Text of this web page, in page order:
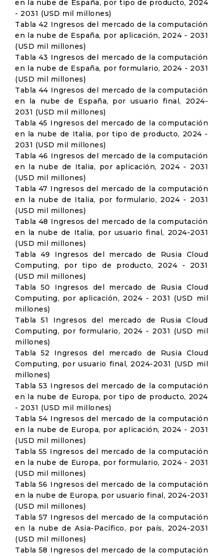
en la nube de España, por tipo de producto, 2024
- 2031 (USD mil millones)
Tabla 42 Ingresos del mercado de la computación
en la nube de España, por aplicación, 2024 - 2031
(USD mil millones)
Tabla 43 Ingresos del mercado de la computación
en la nube de España, por formulario, 2024 - 2031
(USD mil millones)
Tabla 44 Ingresos del mercado de la computación
en la nube de España, por usuario final, 2024-
2031 (USD mil millones)
Tabla 45 Ingresos del mercado de la computación
en la nube de Italia, por tipo de producto, 2024 -
2031 (USD mil millones)
Tabla 46 Ingresos del mercado de la computación
en la nube de Italia, por aplicación, 2024 - 2031
(USD mil millones)
Tabla 47 Ingresos del mercado de la computación
en la nube de Italia, por formulario, 2024 - 2031
(USD mil millones)
Tabla 48 Ingresos del mercado de la computación
en la nube de Italia, por usuario final, 2024-2031
(USD mil millones)
Tabla 49 Ingresos del mercado de Rusia Cloud
Computing, por tipo de producto, 2024 - 2031
(USD mil millones)
Tabla 50 Ingresos del mercado de Rusia Cloud
Computing, por aplicación, 2024 - 2031 (USD mil
millones)
Tabla 51 Ingresos del mercado de Rusia Cloud
Computing, por formulario, 2024 - 2031 (USD mil
millones)
Tabla 52 Ingresos del mercado de Rusia Cloud
Computing, por usuario final, 2024-2031 (USD mil
millones)
Tabla 53 Ingresos del mercado de la computación
en la nube de Europa, por tipo de producto, 2024
- 2031 (USD mil millones)
Tabla 54 Ingresos del mercado de la computación
en la nube de Europa, por aplicación, 2024 - 2031
(USD mil millones)
Tabla 55 Ingresos del mercado de la computación
en la nube de Europa, por formulario, 2024 - 2031
(USD mil millones)
Tabla 56 Ingresos del mercado de la computación
en la nube de Europa, por usuario final, 2024-2031
(USD mil millones)
Tabla 57 Ingresos del mercado de la computación
en la nube de Asia-Pacífico, por país, 2024-2031
(USD mil millones)
Tabla 58 Ingresos del mercado de la computación